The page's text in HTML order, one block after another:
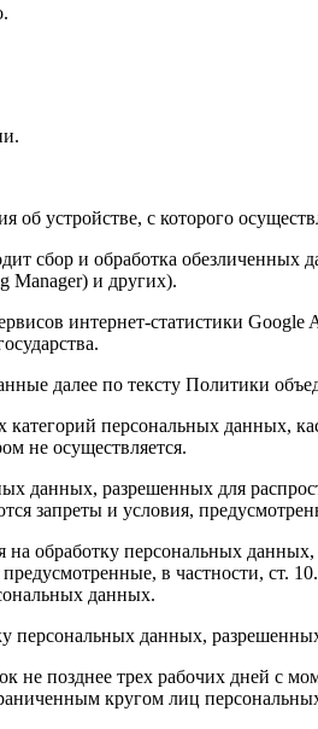
об устройстве, с которого
сбор и обработка
Manager) и других).
интернет-статистики
далее по тексту Политики
категорий персональных данных,
не осуществляется.
данных, разрешенных для
запреты и условия,
на обработку персональных
в частности, ст.
данных.
персональных данных,
не позднее трех рабочих дней с
кругом лиц